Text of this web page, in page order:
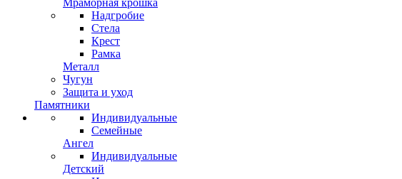
Мраморная крошка
Надгробие
Стела
Крест
Рамка
Металл
Чугун
Защита и уход
Памятники
Индивидуальные
Семейные
Ангел
Индивидуальные
Детский